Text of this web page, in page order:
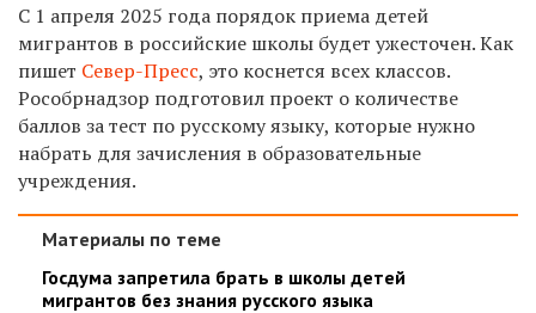
С 1 апреля 2025 года порядок приема детей
мигрантов в российские школы будет ужесточен. Как
пишет Север-Пресс, это коснется всех классов.
Рособрнадзор подготовил проект о количестве
баллов за тест по русскому языку, которые нужно
набрать для зачисления в образовательные
учреждения.
Материалы по теме
Госдума запретила брать в школы детей
мигрантов без знания русского языка